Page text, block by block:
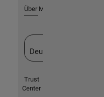
Über MathWorks
Deutschland
Trust
Center